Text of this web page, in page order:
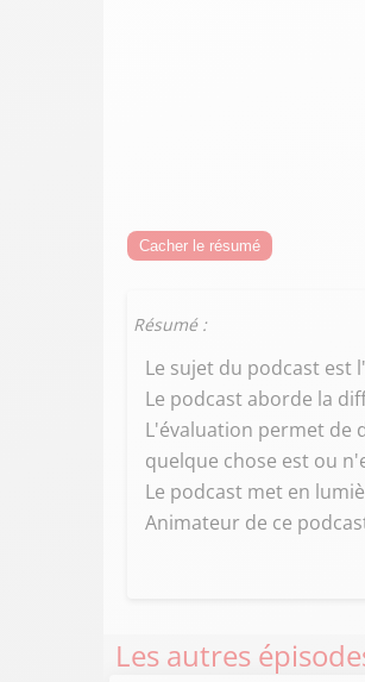
Cacher le résumé
Résumé :
Le sujet du podcast est
Le podcast aborde la
L'évaluation permet de
quelque chose est ou
Le podcast met en
Animateur de ce
Les autres